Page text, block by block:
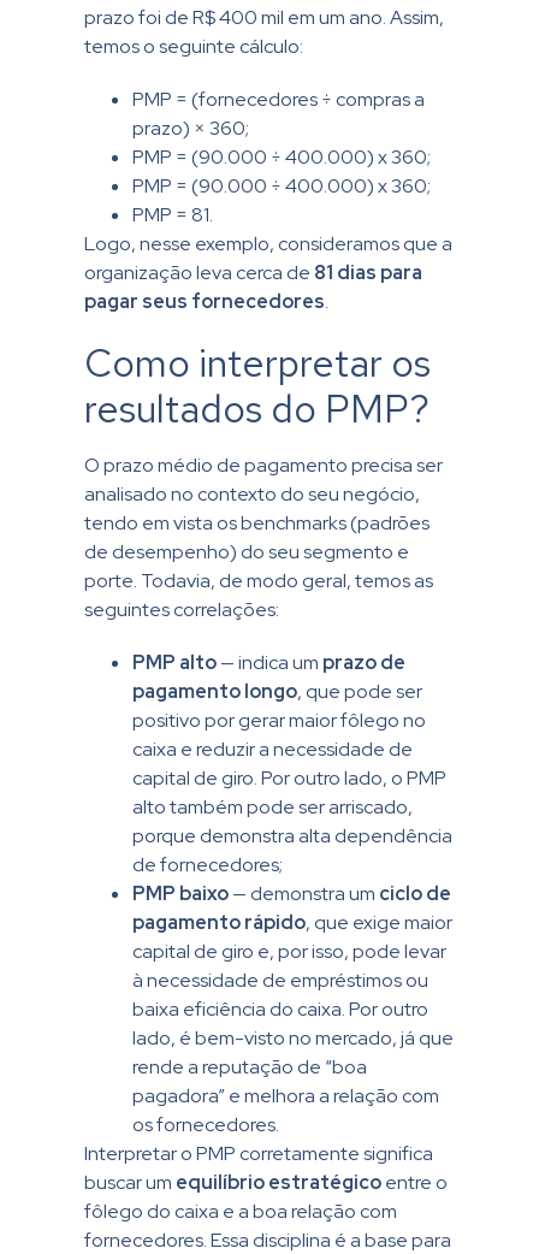
prazo foi de R$ 400 mil em um ano. Assim,
temos o seguinte cálculo:
PMP = (fornecedores ÷ compras a
prazo) × 360;
PMP = (90.000 ÷ 400.000) x 360;
PMP = (90.000 ÷ 400.000) x 360;
PMP = 81.
Logo, nesse exemplo, consideramos que a
organização leva cerca de 81 dias para
pagar seus fornecedores.
Como interpretar os
resultados do PMP?
O prazo médio de pagamento precisa ser
analisado no contexto do seu negócio,
tendo em vista os benchmarks (padrões
de desempenho) do seu segmento e
porte. Todavia, de modo geral, temos as
seguintes correlações:
PMP alto— indica um prazo de
pagamento longo, que pode ser
positivo por gerar maior fôlego no
caixa e reduzir a necessidade de
capital de giro. Por outro lado, o PMP
alto também pode ser arriscado,
porque demonstra alta dependência
de fornecedores;
PMP baixo— demonstra um ciclo de
pagamento rápido, que exige maior
capital de giro e, por isso, pode levar
à necessidade de empréstimos ou
baixa eficiência do caixa. Por outro
lado, é bem-visto no mercado, já que
rende a reputação de “boa
pagadora” e melhora a relação com
os fornecedores.
Interpretar o PMP corretamente significa
buscar um equilíbrio estratégicoentre o
fôlego do caixa e a boa relação com
fornecedores. Essa disciplina é a base para